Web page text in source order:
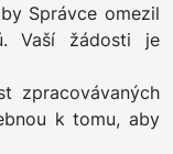
Správce omezil
Vaší žádosti je
k tomu, aby